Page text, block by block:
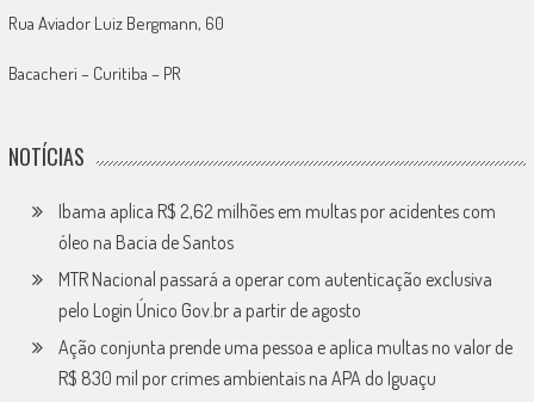
Rua Aviador Luiz Bergmann, 60
Bacacheri – Curitiba – PR
NOTÍCIAS
Ibama aplica R$ 2,62 milhões em multas por acidentes com
óleo na Bacia de Santos
MTR Nacional passará a operar com autenticação exclusiva
pelo Login Único Gov.br a partir de agosto
Ação conjunta prende uma pessoa e aplica multas no valor de
R$ 830 mil por crimes ambientais na APA do Iguaçu